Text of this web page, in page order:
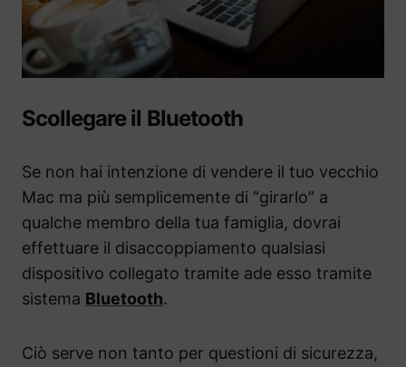
Scollegare il Bluetooth
Se non hai intenzione di vendere il tuo vecchio
Mac ma più semplicemente di “girarlo” a
qualche membro della tua famiglia, dovrai
effettuare il disaccoppiamento qualsiasi
dispositivo collegato tramite ade esso tramite
sistema Bluetooth.
Ciò serve non tanto per questioni di sicurezza,